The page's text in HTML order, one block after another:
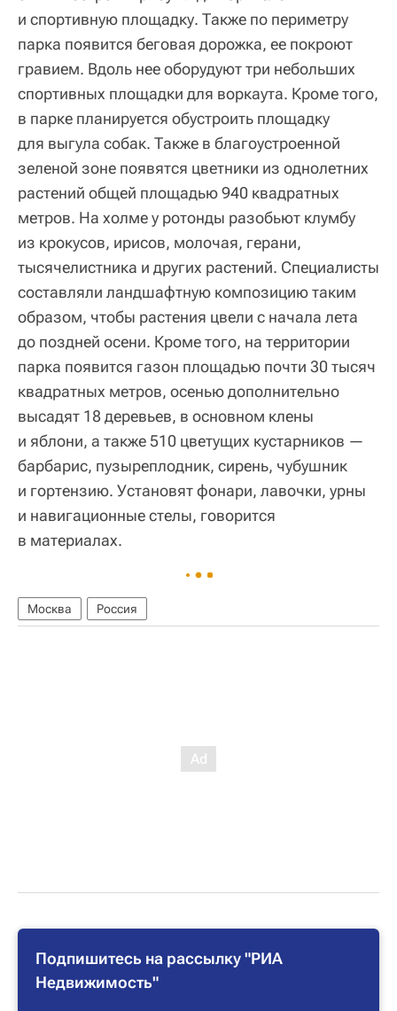
и спортивную площадку. Также по периметру
парка появится беговая дорожка, ее покроют
гравием. Вдоль нее оборудуют три небольших
спортивных площадки для воркаута. Кроме того,
в парке планируется обустроить площадку
для выгула собак. Также в благоустроенной
зеленой зоне появятся цветники из однолетних
растений общей площадью 940 квадратных
метров. На холме у ротонды разобьют клумбу
из крокусов, ирисов, молочая, герани,
тысячелистника и других растений. Специалисты
составляли ландшафтную композицию таким
образом, чтобы растения цвели с начала лета
до поздней осени. Кроме того, на территории
парка появится газон площадью почти 30 тысяч
квадратных метров, осенью дополнительно
высадят 18 деревьев, в основном клены
и яблони, а также 510 цветущих кустарников —
барбарис, пузыреплодник, сирень, чубушник
и гортензию. Установят фонари, лавочки, урны
и навигационные стелы, говорится
в материалах.
Москва Россия
Подпишитесь на рассылку "РИА
Недвижимость"